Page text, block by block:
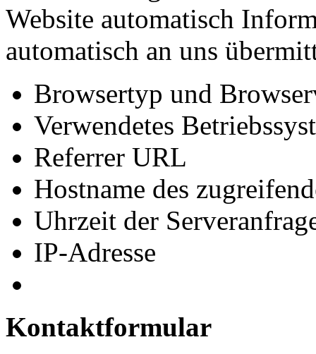
Website automatisch
automatisch an uns
Browsertyp und
Verwendetes
Referrer URL
Hostname des
Uhrzeit der
IP-Adresse
Kontaktformular